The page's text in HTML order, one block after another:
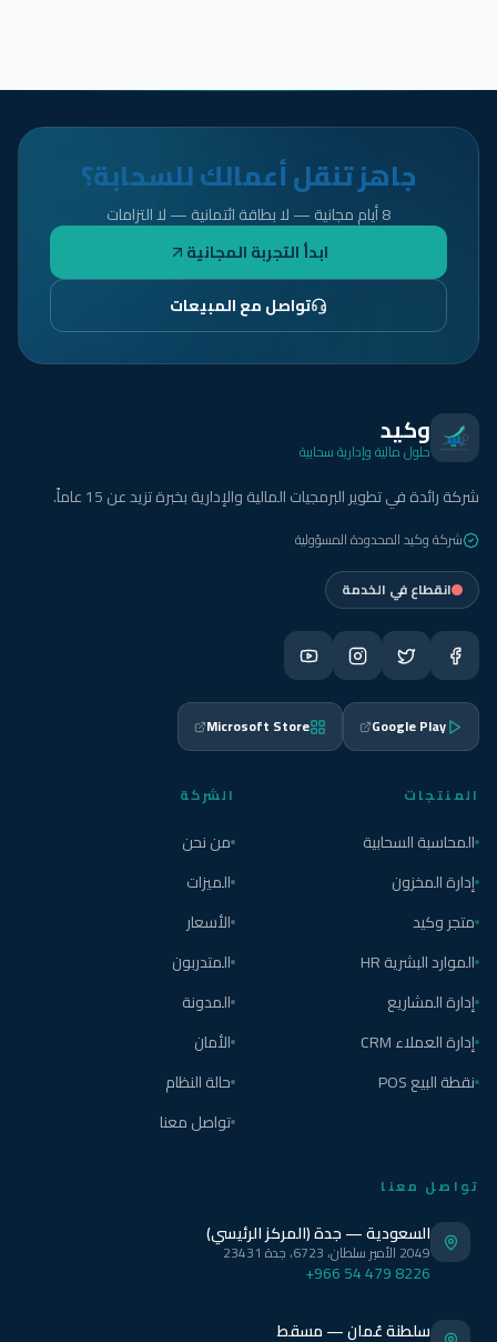
جاهز تنقل أعمالك للسحابة؟
8 أيام مجانية — لا بطاقة ائتمانية — لا التزامات
ابدأ التجربة المجانية
تواصل مع المبيعات
وكيد
حلول مالية وإدارية سحابية
شركة رائدة في تطوير البرمجيات المالية والإدارية بخبرة تزيد عن 15 عاماً.
شركة وكيد المحدودة المسؤولية
انقطاع في الخدمة
Google Play
Microsoft Store
المنتجات
المحاسبة السحابية
إدارة المخزون
متجر وكيد
الموارد البشرية HR
إدارة المشاريع
إدارة العملاء CRM
نقطة البيع POS
الشركة
من نحن
الميزات
الأسعار
المتدربون
المدونة
الأمان
حالة النظام
تواصل معنا
تواصل معنا
السعودية — جدة (المركز الرئيسي)
2049 الأمير سلطان، 6723، جدة 23431
+966 54 479 8226
سلطنة عُمان — مسقط